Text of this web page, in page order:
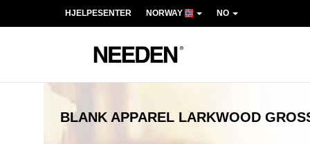
HJELPESENTER NORWAY NO
BLANK APPAREL LARKWOOD